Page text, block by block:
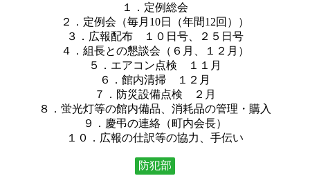
１．定例総会
２．定例会（毎月10日（年間12回））
３．広報配布 １０日号、２５日号
４．組長との懇談会（６月、１２月）
５．エアコン点検 １１月
６．館内清掃 １２月
７．防災設備点検 ２月
８．蛍光灯等の館内備品、消耗品の管理・購入
９．慶弔の連絡（町内会長）
１０．広報の仕訳等の協力、手伝い
防犯部